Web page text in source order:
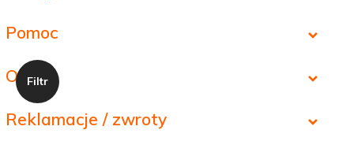
Pomoc
O nas
Reklamacje / zwroty